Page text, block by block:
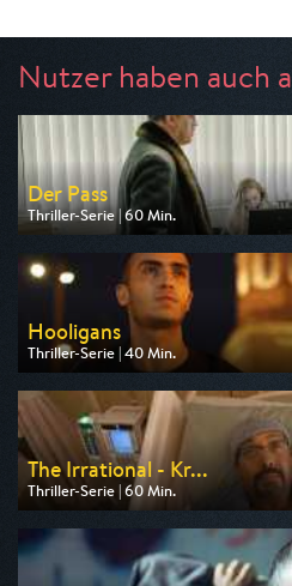
Nutzer haben auch
Der Pass
Thriller-Serie | 60 Min.
Ausgestrahlt von Nitro
am 13.08.2026, 20:15
Hooligans
Thriller-Serie | 40 Min.
Ausgestrahlt von One
am 14.08.2026, 22:55
The Irrational - Kr...
Thriller-Serie | 60 Min.
Ausgestrahlt von Kabel 1
am 15.08.2026, 00:15